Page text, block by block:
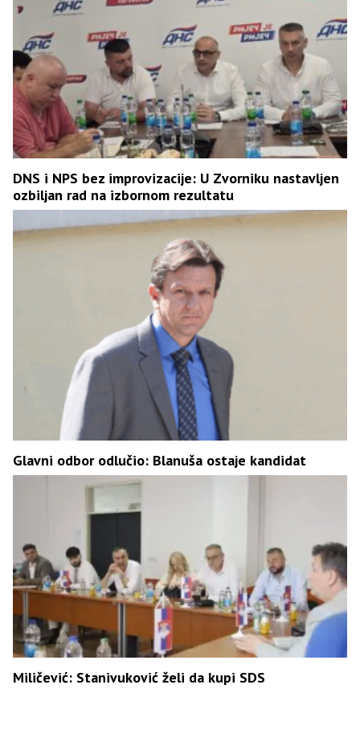
DNS i NPS bez improvizacije: U Zvorniku nastavljen
ozbiljan rad na izbornom rezultatu
Glavni odbor odlučio: Blanuša ostaje kandidat
Miličević: Stanivuković želi da kupi SDS